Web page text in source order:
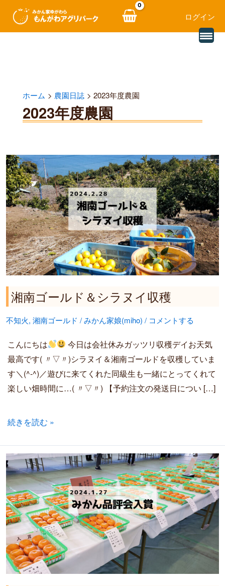
ログイン
ホーム 農園日誌 2023年度農園
2023年度農園
湘南ゴールド＆シラヌイ収穫
不知火, 湘南ゴールド /みかん家娘(miho) / コメントする
こんにちは
今日は会社休みガッツリ収穫デイお天気
最高です( 〃▽〃)シラヌイ＆湘南ゴールドを収穫していま
す＼(^-^)／遊びに来てくれた同級生も一緒にとってくれて
楽しい畑時間に…( 〃▽〃) 【予約注文の発送日につい […]
湘
南
ゴ
ー
ル
ド
＆
シ
ラ
ヌ
イ
収
続きを読む »
2024
み
か
ん
品
評
会
み